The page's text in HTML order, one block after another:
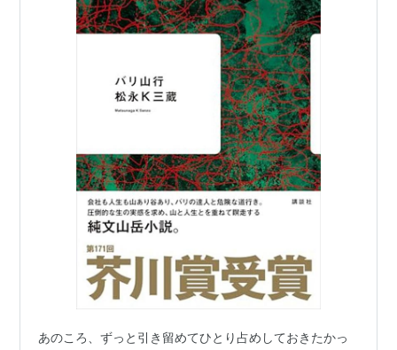
あのころ、ずっと引き留めてひとり占めしておきたかっ